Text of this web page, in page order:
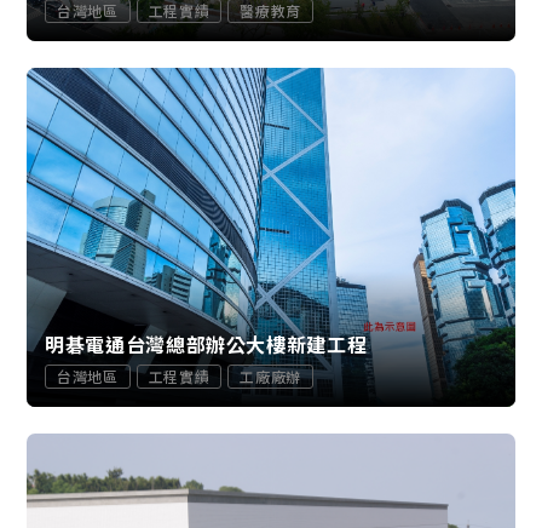
台灣地區 工程實績 醫療教育
明碁電通台灣總部辦公大樓新建工程
台灣地區 工程實績 工廠廠辦